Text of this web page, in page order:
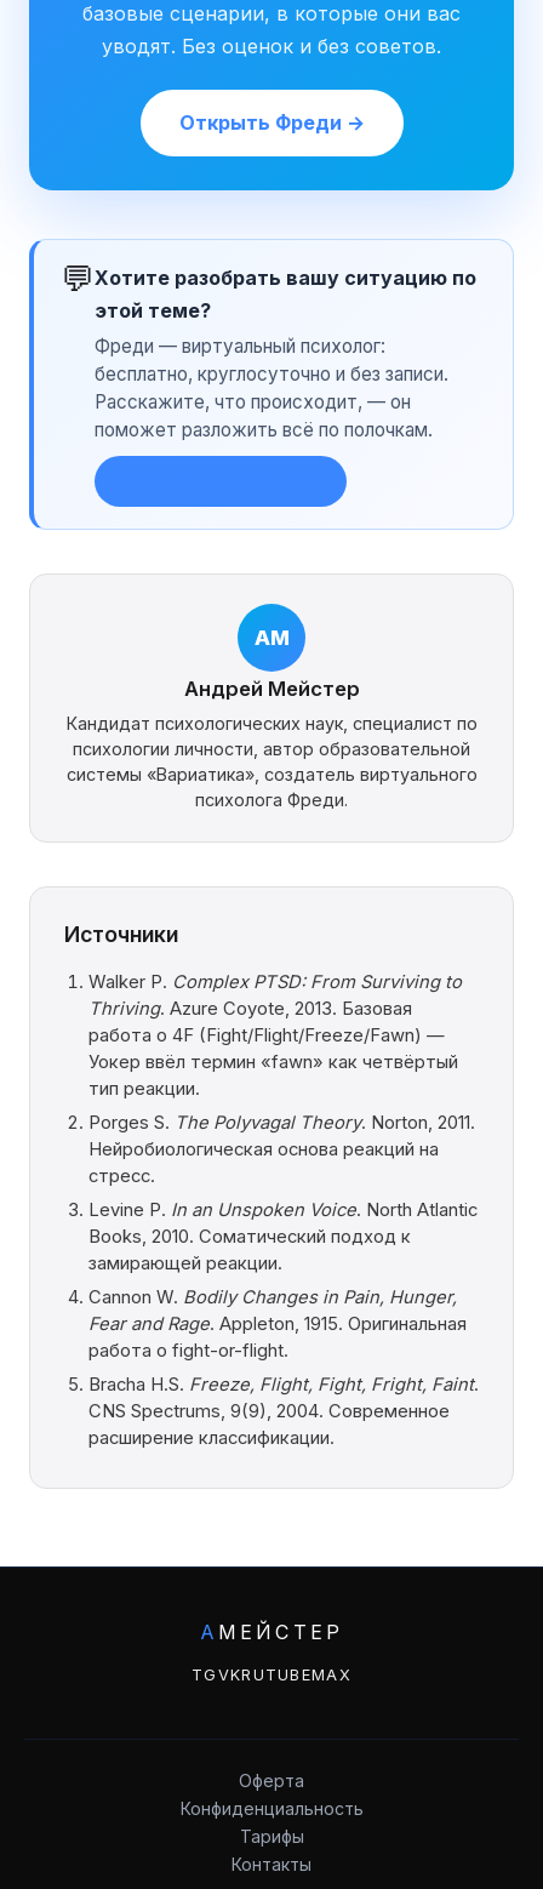
базовые сценарии, в которые они вас
уводят. Без оценок и без советов.
Открыть Фреди →
💬Хотите разобрать вашу ситуацию по
этой теме?
Фреди — виртуальный психолог:
бесплатно, круглосуточно и без записи.
Расскажите, что происходит, — он
поможет разложить всё по полочкам.
АМ
Андрей Мейстер
Кандидат психологических наук, специалист по
психологии личности, автор образовательной
системы «Вариатика», создатель виртуального
психолога Фреди.
Источники
Walker P. Complex PTSD: From Surviving to
Thriving. Azure Coyote, 2013. Базовая
работа о 4F (Fight/Flight/Freeze/Fawn) —
Уокер ввёл термин «fawn» как четвёртый
тип реакции.
Porges S. The Polyvagal Theory. Norton, 2011.
Нейробиологическая основа реакций на
стресс.
Levine P. In an Unspoken Voice. North Atlantic
Books, 2010. Соматический подход к
замирающей реакции.
Cannon W. Bodily Changes in Pain, Hunger,
Fear and Rage. Appleton, 1915. Оригинальная
работа о fight-or-flight.
Bracha H.S. Freeze, Flight, Fight, Fright, Faint.
CNS Spectrums, 9(9), 2004. Современное
расширение классификации.
А МЕЙСТЕР
TG VKRUTUBEMAX
Оферта
Конфиденциальность
Тарифы
Контакты